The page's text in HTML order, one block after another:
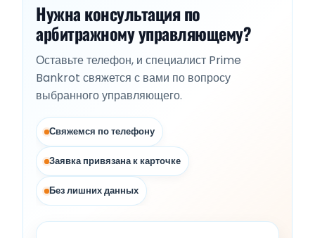
Нужна консультация по
арбитражному управляющему?
Оставьте телефон, и специалист Prime
Bankrot свяжется с вами по вопросу
выбранного управляющего.
Свяжемся по телефону
Заявка привязана к карточке
Без лишних данных